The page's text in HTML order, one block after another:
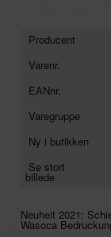
Producent
Varenr.
EANnr.
Varegruppe
Ny i butikken
Se stort
billede
Neuheit 2021:
Wasoca